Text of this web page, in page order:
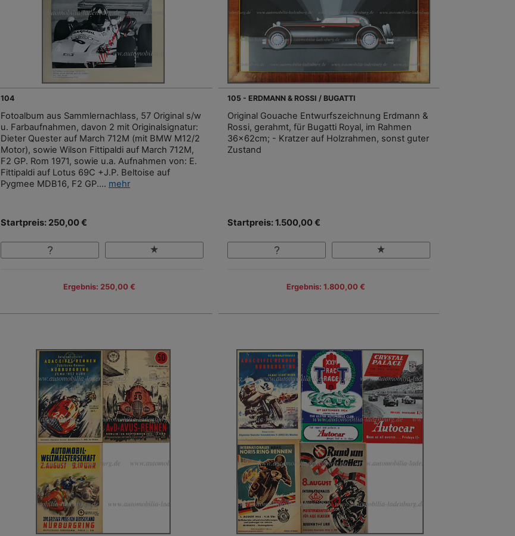
104
Fotoalbum aus Sammlernachlass, 57 Original s/w
u. Farbaufnahmen, davon 2 mit Originalsignatur:
Dieter Quester auf March 712M (mit BMW M12/2
Motor), sowie Wilson Fittipaldi auf March 712M,
F2 GP. Rom 1971, sowie u.a. Aufnahmen von: E.
Fittipaldi auf Lotus 69C +J.P. Beltoise auf
Pygmee MDB16, F2 GP.... mehr
Startpreis: 250,00 €
Ergebnis: 250,00 €
105 - ERDMANN & ROSSI / BUGATTI
Original Gouache Entwurfszeichnung Erdmann &
Rossi, gerahmt, für Bugatti Royal, im Rahmen
36x62cm; - Kratzer auf Holzrahmen, sonst guter
Zustand
Startpreis: 1.500,00 €
Ergebnis: 1.800,00 €